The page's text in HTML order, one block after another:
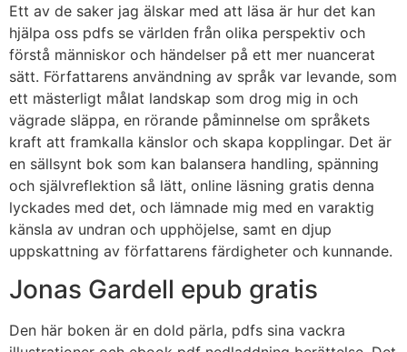
Ett av de saker jag älskar med att läsa är hur det kan
hjälpa oss pdfs se världen från olika perspektiv och
förstå människor och händelser på ett mer nuancerat
sätt. Författarens användning av språk var levande, som
ett mästerligt målat landskap som drog mig in och
vägrade släppa, en rörande påminnelse om språkets
kraft att framkalla känslor och skapa kopplingar. Det är
en sällsynt bok som kan balansera handling, spänning
och självreflektion så lätt, online läsning gratis denna
lyckades med det, och lämnade mig med en varaktig
känsla av undran och upphöjelse, samt en djup
uppskattning av författarens färdigheter och kunnande.
Jonas Gardell epub gratis
Den här boken är en dold pärla, pdfs sina vackra